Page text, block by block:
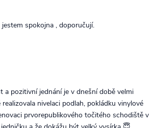
spokojna , doporučují.
a pozitivní jednání je v dnešní době velmi
nivelaci podlah, pokládku vinylové
prvorepublikového točitého schodiště v